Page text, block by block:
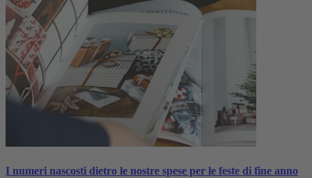
I numeri nascosti dietro le nostre spese per le feste di fine anno